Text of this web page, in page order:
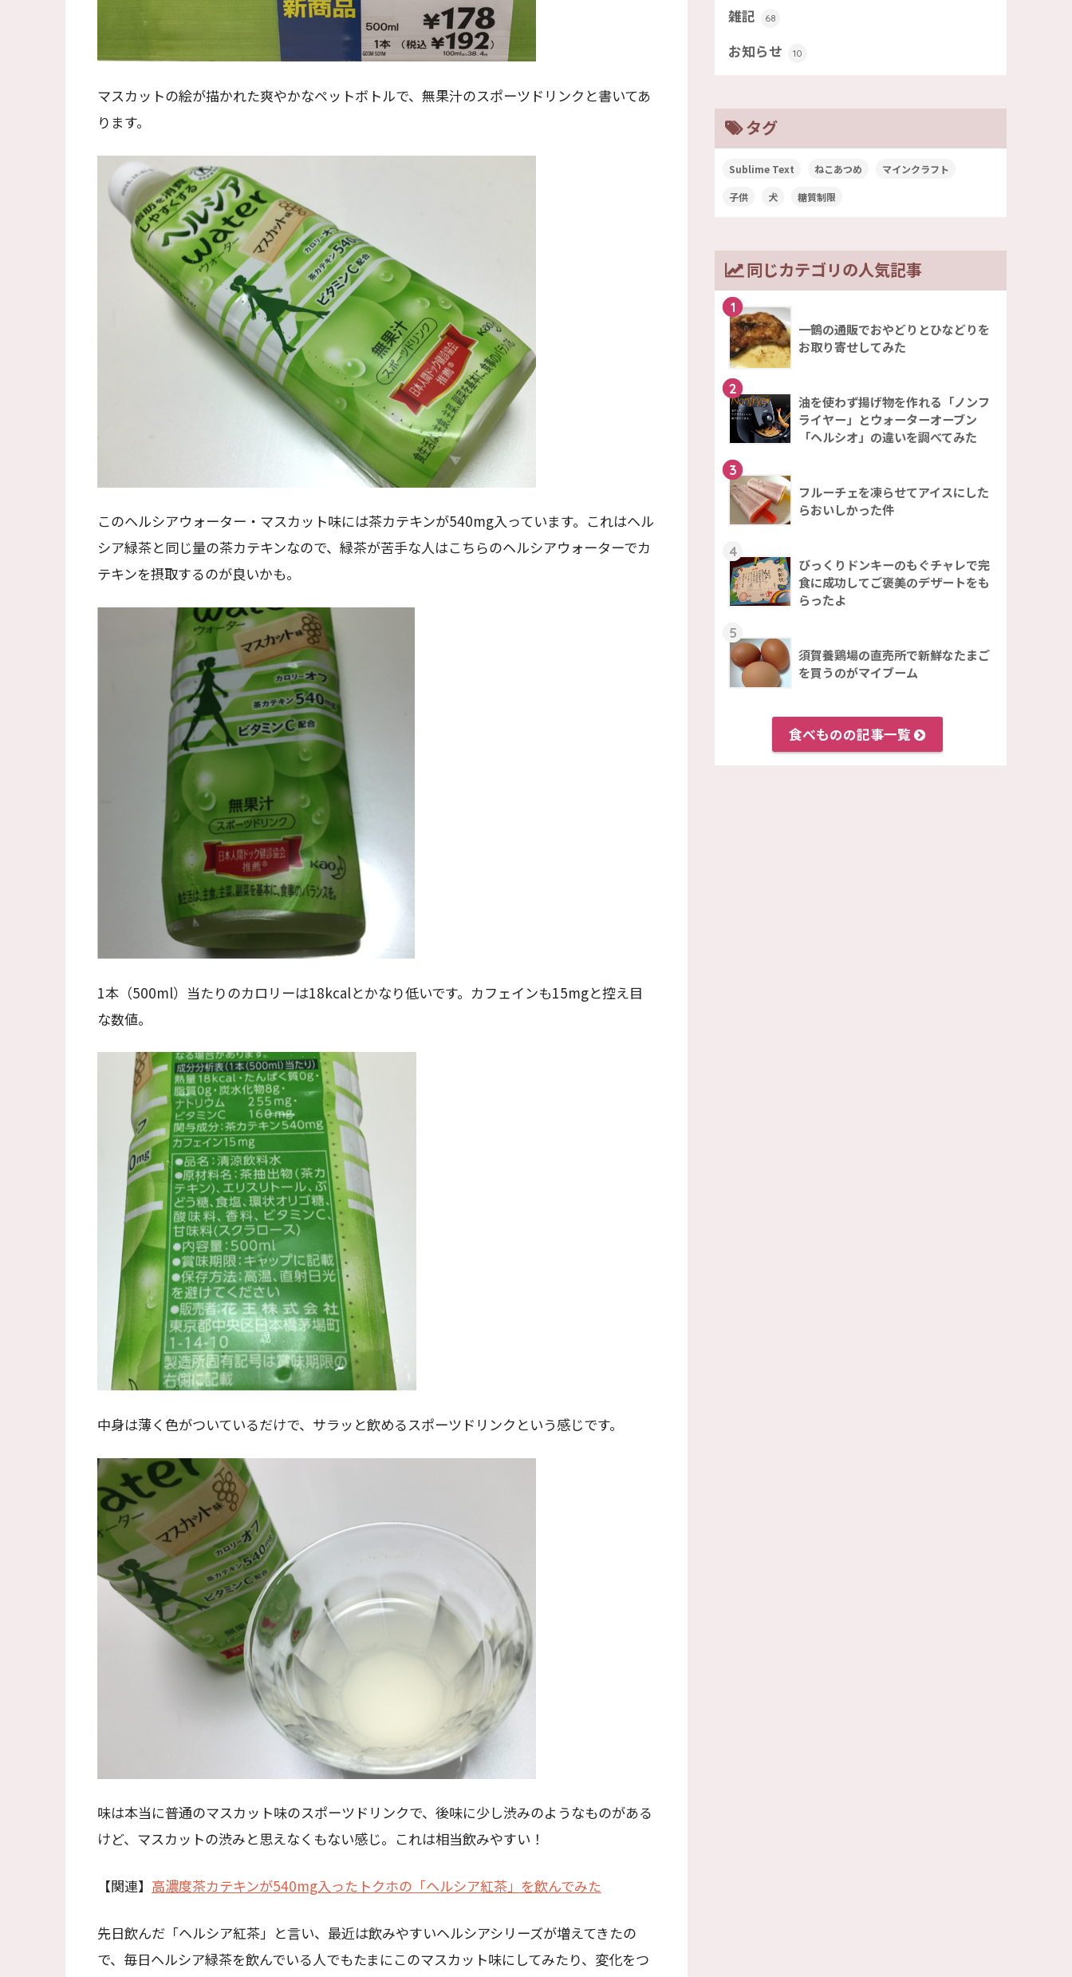
マスカットの絵が描かれた爽やかなペットボトルで、無果汁のスポーツドリンクと書いてあ
ります。
このヘルシアウォーター・マスカット味には茶カテキンが540mg入っています。これはヘル
シア緑茶と同じ量の茶カテキンなので、緑茶が苦手な人はこちらのヘルシアウォーターでカ
テキンを摂取するのが良いかも。
1本（500ml）当たりのカロリーは18kcalとかなり低いです。カフェインも15mgと控え目
な数値。
中身は薄く色がついているだけで、サラッと飲めるスポーツドリンクという感じです。
味は本当に普通のマスカット味のスポーツドリンクで、後味に少し渋みのようなものがある
けど、マスカットの渋みと思えなくもない感じ。これは相当飲みやすい！
【関連】 高濃度茶カテキンが540mg入ったトクホの「ヘルシア紅茶」を飲んでみた
先日飲んだ「ヘルシア紅茶」と言い、最近は飲みやすいヘルシアシリーズが増えてきたの
で、毎日ヘルシア緑茶を飲んでいる人でもたまにこのマスカット味にしてみたり、変化をつ
雑記 68
お知らせ 10
タグ
Sublime Text ねこあつめ マインクラフト
子供 犬 糖質制限
同じカテゴリの人気記事
1
一鶴の通販でおやどりとひなどりを
お取り寄せしてみた
2
油を使わず揚げ物を作れる「ノンフ
ライヤー」とウォーターオーブン
「ヘルシオ」の違いを調べてみた
3
フルーチェを凍らせてアイスにした
らおいしかった件
4
びっくりドンキーのもぐチャレで完
食に成功してご褒美のデザートをも
らったよ
5
須賀養鶏場の直売所で新鮮なたまご
を買うのがマイブーム
食べものの記事一覧